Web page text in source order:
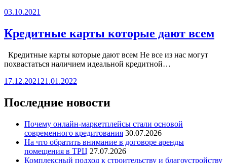
03.10.2021
Кредитные карты которые дают всем
Кредитные карты которые дают всем Не все из нас могут
похвастаться наличием идеальной кредитной…
17.12.2021 21.01.2022
Последние новости
Почему онлайн-маркетплейсы стали основой
современного кредитования 30.07.2026
На что обратить внимание в договоре аренды
помещения в ТРЦ 27.07.2026
Комплексный подход к строительству и благоустройству